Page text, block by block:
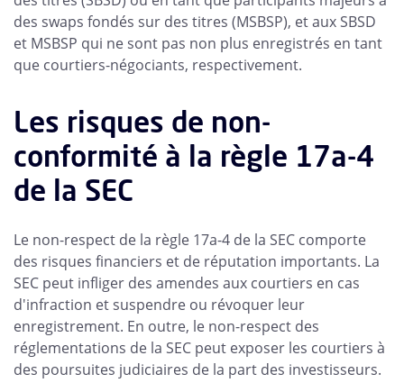
des swaps fondés sur des titres (MSBSP), et aux SBSD
et MSBSP qui ne sont pas non plus enregistrés en tant
que courtiers-négociants, respectivement.
Les risques de non-
conformité à la règle 17a-4
de la SEC
Le non-respect de la règle 17a-4 de la SEC comporte
des risques financiers et de réputation importants. La
SEC peut infliger des amendes aux courtiers en cas
d'infraction et suspendre ou révoquer leur
enregistrement. En outre, le non-respect des
réglementations de la SEC peut exposer les courtiers à
des poursuites judiciaires de la part des investisseurs.